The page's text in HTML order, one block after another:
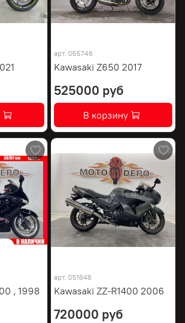
арт. 055746
Kawasaki Z650 2017
525000 руб
В корзину
, 1998
арт. 051846
Kawasaki ZZ-R1400 2006
720000 руб